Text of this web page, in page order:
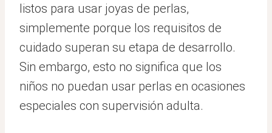
listos para usar joyas de perlas,
simplemente porque los requisitos de
cuidado superan su etapa de desarrollo.
Sin embargo, esto no significa que los
niños no puedan usar perlas en ocasiones
especiales con supervisión adulta.